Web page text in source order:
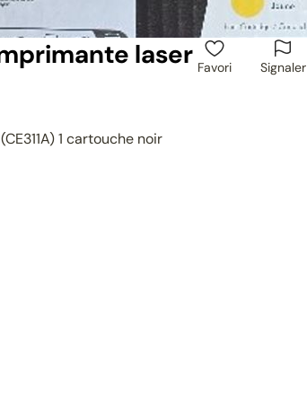
laser
1 cartouche noir
Favori Signaler